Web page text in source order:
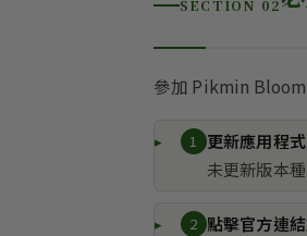
SECTION 02
參加 Pikmin
1
更新應用程
未更新版本
2 點擊官方連